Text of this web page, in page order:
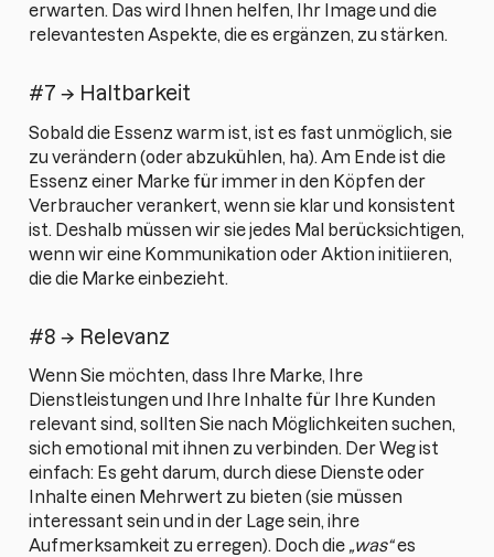
erwarten. Das wird Ihnen helfen, Ihr Image und die
relevantesten Aspekte, die es ergänzen, zu stärken.
#7 → Haltbarkeit
Sobald die Essenz warm ist, ist es fast unmöglich, sie
zu verändern (oder abzukühlen, ha). Am Ende ist die
Essenz einer Marke für immer in den Köpfen der
Verbraucher verankert, wenn sie klar und konsistent
ist. Deshalb müssen wir sie jedes Mal berücksichtigen,
wenn wir eine Kommunikation oder Aktion initiieren,
die die Marke einbezieht.
#8 → Relevanz
Wenn Sie möchten, dass Ihre Marke, Ihre
Dienstleistungen und Ihre Inhalte für Ihre Kunden
relevant sind, sollten Sie nach Möglichkeiten suchen,
sich emotional mit ihnen zu verbinden. Der Weg ist
einfach: Es geht darum, durch diese Dienste oder
Inhalte einen Mehrwert zu bieten (sie müssen
interessant sein und in der Lage sein, ihre
Aufmerksamkeit zu erregen). Doch die „was“es